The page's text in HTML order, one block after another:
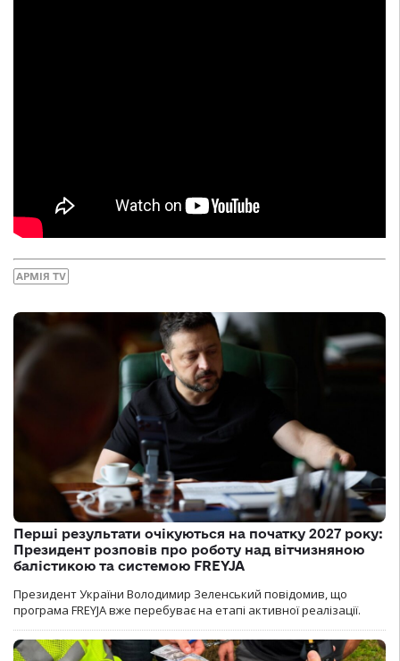
АРМІЯ TV
Перші результати очікуються на початку 2027 року:
Президент розповів про роботу над вітчизняною
балістикою та системою FREYJA
Президент України Володимир Зеленський повідомив, що
програма FREYJA вже перебуває на етапі активної реалізації.